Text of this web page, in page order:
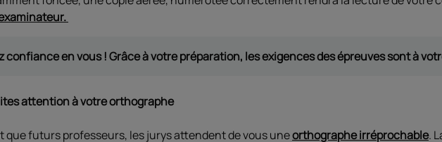
confiance en vous ! Grâce à votre préparation, les exigences des épreuves sont à
attention à votre orthographe
que futurs professeurs, les jurys attendent de vous uneorthographe irréprochable.